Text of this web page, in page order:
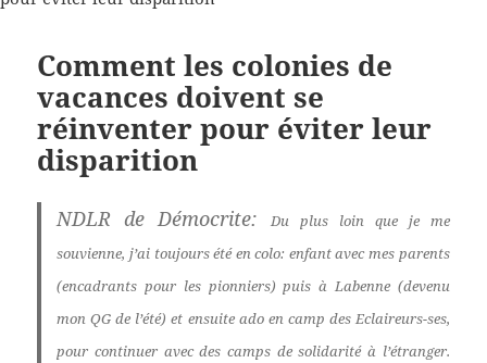
Comment les colonies de
vacances doivent se
réinventer pour éviter leur
disparition
NDLR de Démocrite:
Du plus loin que je me
souvienne, j’ai toujours été en colo: enfant avec mes parents
(encadrants pour les pionniers) puis à Labenne (devenu
mon QG de l’été) et ensuite ado en camp des Eclaireurs-ses,
pour continuer avec des camps de solidarité à l’étranger.